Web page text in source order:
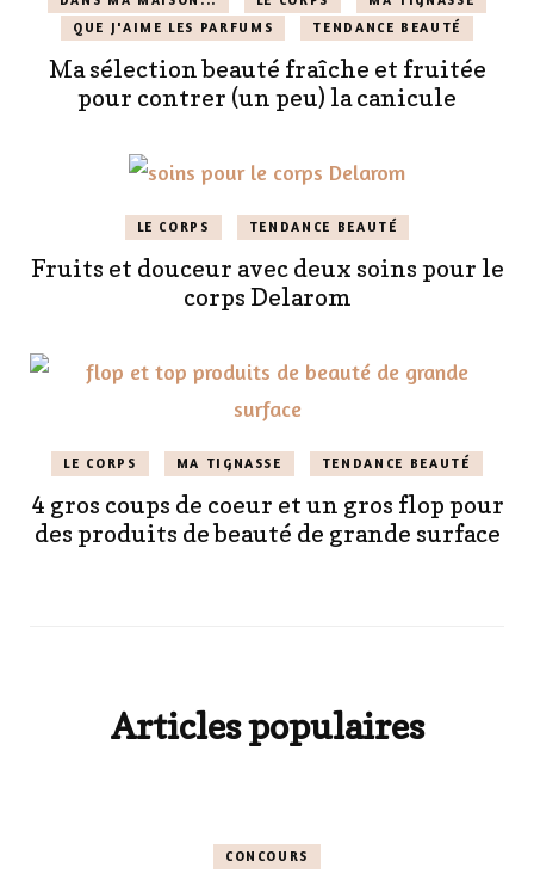
QUE J'AIME LES PARFUMS
TENDANCE BEAUTÉ
Ma sélection beauté fraîche et fruitée
pour contrer (un peu) la canicule
LE CORPS TENDANCE BEAUTÉ
Fruits et douceur avec deux soins pour le
corps Delarom
LE CORPS MA TIGNASSE TENDANCE BEAUTÉ
4 gros coups de coeur et un gros flop pour
des produits de beauté de grande surface
Articles populaires
CONCOURS